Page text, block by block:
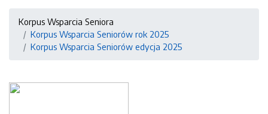
Korpus Wsparcia Seniora
Korpus Wsparcia Seniorów rok 2025
Korpus Wsparcia Seniorów edycja 2025